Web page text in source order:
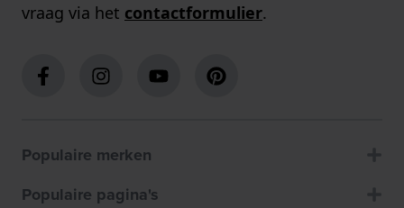
vraag via het contactformulier.
Populaire merken
Populaire pagina's